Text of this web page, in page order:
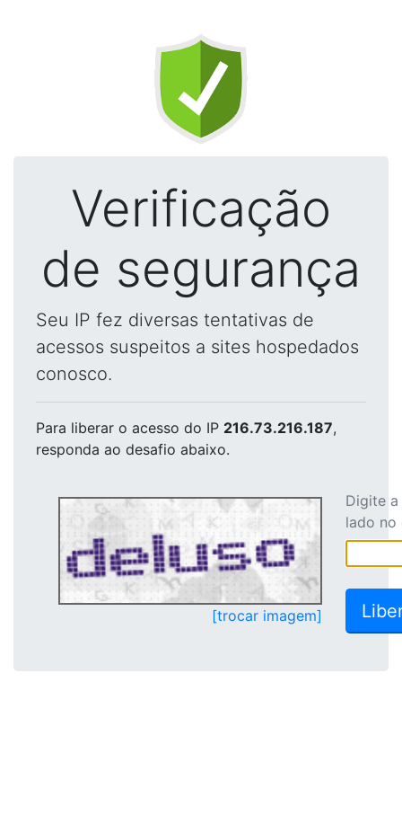
Verificação
de segurança
Seu IP fez diversas tentativas de
acessos suspeitos a sites hospedados
conosco.
Para liberar o acesso do IP 216.73.216.187,
responda ao desafio abaixo.
[trocar imagem]
Digite
lado no